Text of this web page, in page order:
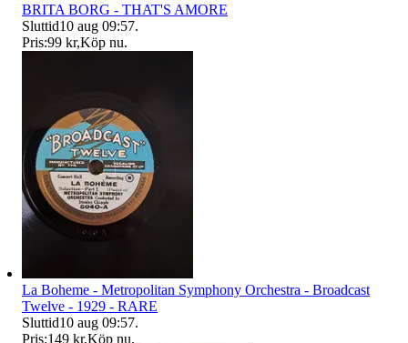
BRITA BORG - THAT'S AMORE
Sluttid10 aug 09:57.
Pris:99 kr,Köp nu.
La Boheme - Metropolitan Symphony Orchestra - Broadcast
Twelve - 1929 - RARE
Sluttid10 aug 09:57.
Pris:149 kr,Köp nu.